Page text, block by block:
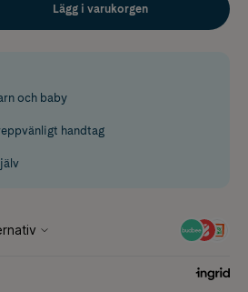
Lägg i varukorgen
och baby
handtag